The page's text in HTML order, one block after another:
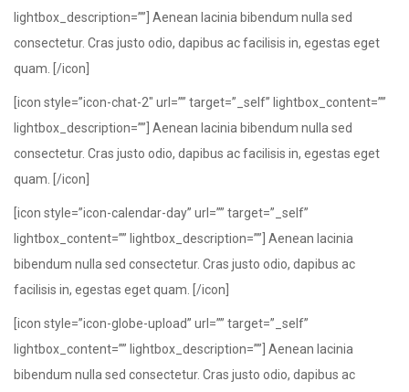
lightbox_description=””] Aenean lacinia bibendum nulla sed
consectetur. Cras justo odio, dapibus ac facilisis in, egestas eget
quam. [/icon]
[icon style=”icon-chat-2″ url=”” target=”_self” lightbox_content=””
lightbox_description=””] Aenean lacinia bibendum nulla sed
consectetur. Cras justo odio, dapibus ac facilisis in, egestas eget
quam. [/icon]
[icon style=”icon-calendar-day” url=”” target=”_self”
lightbox_content=”” lightbox_description=””] Aenean lacinia
bibendum nulla sed consectetur. Cras justo odio, dapibus ac
facilisis in, egestas eget quam. [/icon]
[icon style=”icon-globe-upload” url=”” target=”_self”
lightbox_content=”” lightbox_description=””] Aenean lacinia
bibendum nulla sed consectetur. Cras justo odio, dapibus ac